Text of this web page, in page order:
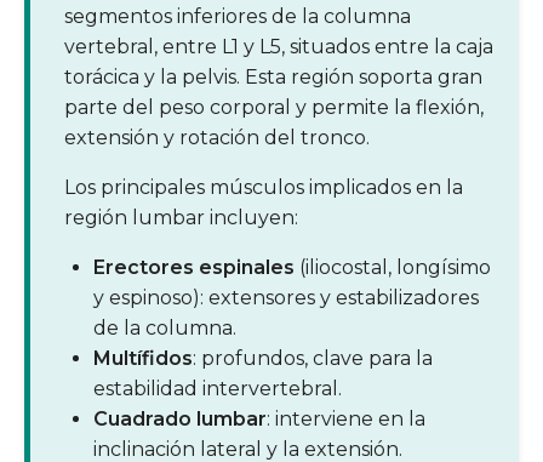
segmentos inferiores de la columna
vertebral, entre L1 y L5, situados entre la caja
torácica y la pelvis. Esta región soporta gran
parte del peso corporal y permite la flexión,
extensión y rotación del tronco.
Los principales músculos implicados en la
región lumbar incluyen:
Erectores espinales (iliocostal, longísimo
y espinoso): extensores y estabilizadores
de la columna.
Multífidos: profundos, clave para la
estabilidad intervertebral.
Cuadrado lumbar: interviene en la
inclinación lateral y la extensión.